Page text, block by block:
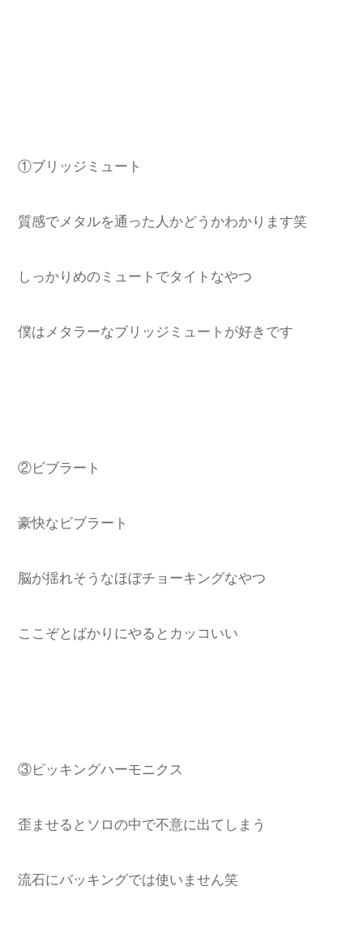
①ブリッジミュート
質感でメタルを通った人かどうかわかります笑
しっかりめのミュートでタイトなやつ
僕はメタラーなブリッジミュートが好きです
②ビブラート
豪快なビブラート
脳が揺れそうなほぼチョーキングなやつ
ここぞとばかりにやるとカッコいい
③ピッキングハーモニクス
歪ませるとソロの中で不意に出てしまう
流石にバッキングでは使いません笑